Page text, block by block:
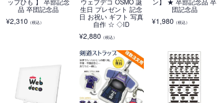
ップひも 】 卒部記念
品 卒団記念品
¥2,310 （税込）
ウェブデコ OSMO 誕
生日 プレゼント 記念
日 お祝い ギフト 写真
自作 ☆ ◇ID
¥2,880 （税込）
ン】 ★ 卒部記念品 卒
団記念品
¥1,980 （税込）